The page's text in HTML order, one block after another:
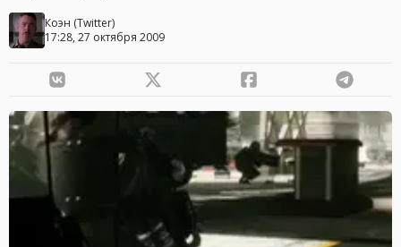
Коэн (Twitter)
17:28, 27 октября 2009